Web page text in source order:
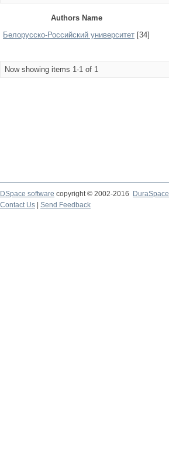
Authors Name
Белорусско-Российский университет [34]
Now showing items 1-1 of 1
DSpace software copyright © 2002-2016
DuraSpace
Contact Us
Send Feedback